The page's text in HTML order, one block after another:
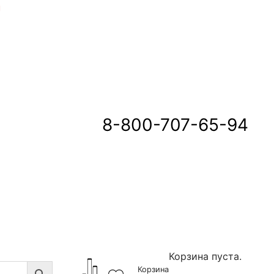
8-800-707-65-94
Корзина
Корзина пуста.